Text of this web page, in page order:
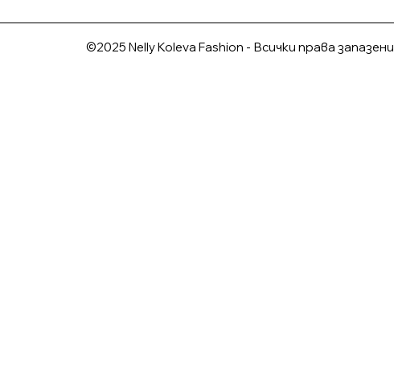
©2025 Nelly Koleva Fashion - Всички права запазени